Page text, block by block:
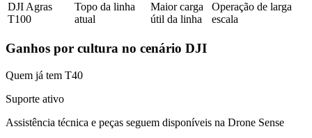
DJI Agras
T100
Topo da linha
atual
Maior carga
útil da linha
Operação de larga
escala
Ganhos por cultura no cenário DJI
Quem já tem T40
Suporte ativo
Assistência técnica e peças seguem disponíveis na Drone Sense